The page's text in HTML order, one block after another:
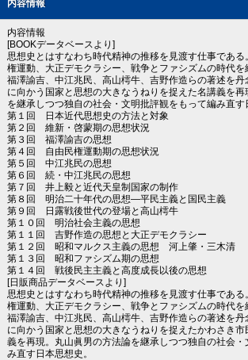
内容情報
内容情報
[BOOKデータベースより]
思想史とはすなわち時代精神の推移を見渡す仕事であ
権運動、大正デモクラシー、戦争とファシズムの時代を
福澤諭吉、中江兆民、高山樗牛、吉野作造らの著述を
に向かう国家と思想の大きなうねりを捉えた名講義を
を継承しつつ独自の社会・文明批評観をもって編み直す
第１回 日本近代思想史の方法と対象
第２回 維新・啓蒙期の思想状況
第３回 福澤諭吉の思想
第４回 自由民権運動期の思想状況
第５回 中江兆民の思想
第６回 続・中江兆民の思想
第７回 井上毅と近代天皇制国家の制作
第８回 明治二十年代の思想―平民主義と国民主義
第９回 日露戦後世代の登場と高山樗牛
第１０回 明治社会主義の思想
第１１回 吉野作造の思想と大正デモクラシー
第１２回 昭和マルクス主義の思想 河上肇・三木清
第１３回 昭和ファシズム期の思想
第１４回 戦後民主主義と高度成長以後の思想
[日販商品データベースより]
思想史とはすなわち時代精神の推移を見渡す仕事であ
権運動、大正デモクラシー、戦争とファシズムの時代を
福澤諭吉、中江兆民、高山樗牛、吉野作造らの著述を
に向かう国家と思想の大きなうねりを捉えたかわさき
義を再現。丸山眞男の方法論を継承しつつ独自の社会
み直す日本思想史。